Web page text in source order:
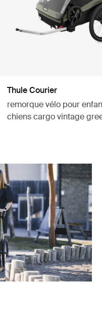
Thule Courier
remorque vélo pour
chiens cargo vintage